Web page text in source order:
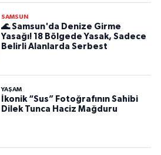
SAMSUN
🌊 Samsun'da Denize Girme
Yasağı! 18 Bölgede Yasak, Sadece
Belirli Alanlarda Serbest
YAŞAM
İkonik “Sus” Fotoğrafının Sahibi
Dilek Tunca Haciz Mağduru